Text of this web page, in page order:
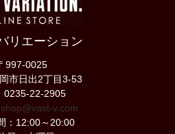
リエーション
997-0025
市日出2丁目3-53
0235-22-2905
shop@vast-v.com
：12:00～20:00